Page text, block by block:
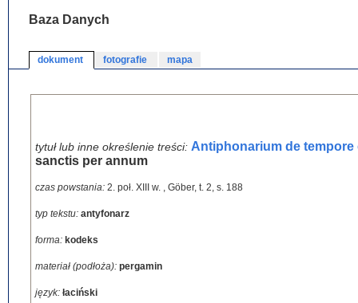
Baza Danych
dokument fotografie mapa
tytuł lub inne określenie treści: Antiphonarium de
sanctis per annum
czas powstania: 2. poł. XIII w. , Göber, t. 2, s. 188
typ tekstu: antyfonarz
forma: kodeks
materiał (podłoża): pergamin
język: łaciński